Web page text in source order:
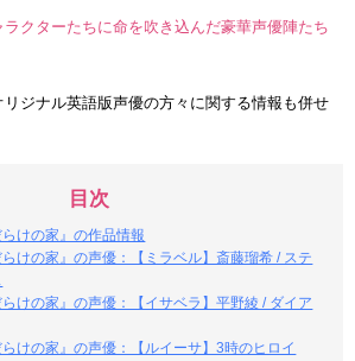
クターたちに命を吹き込んだ豪華声優陣たち
リジナル英語版声優の方々に関する情報も併せ
目次
らけの家』の作品情報
らけの家』の声優：【ミラベル】斎藤瑠希 / ステ
らけの家』の声優：【イサベラ】平野綾 / ダイア
らけの家』の声優：【ルイーサ】3時のヒロイ